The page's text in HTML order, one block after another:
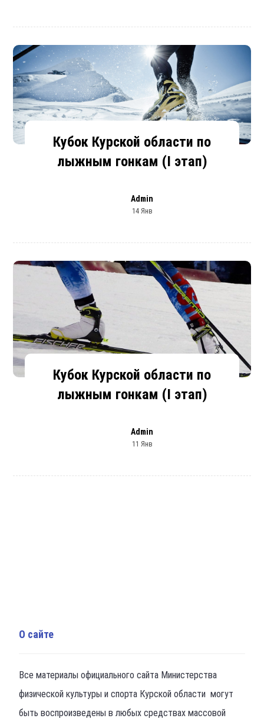
Кубок Курской области по
лыжным гонкам (I этап)
Admin
14 Янв
Кубок Курской области по
лыжным гонкам (I этап)
Admin
11 Янв
О сайте
Все материалы официального сайта Министерства
физической культуры и спорта Курской области могут
быть воспроизведены в любых средствах массовой